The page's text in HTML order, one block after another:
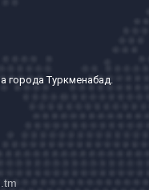
города Туркменабад.